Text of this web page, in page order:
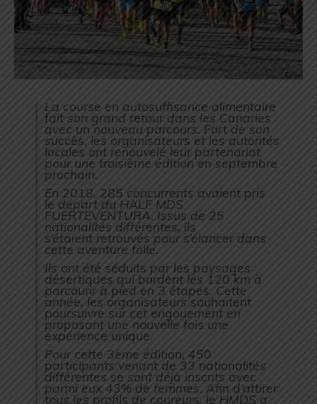
La course en autosuffisance alimentaire
fait son grand retour dans les Canaries
avec un nouveau parcours. Fort de son
succès, les organisateurs et les autorités
locales ont renouvelé leur partenariat
pour une troisième édition en septembre
prochain.
En 2018, 285 concurrents avaient pris
le départ du HALF MDS
FUERTEVENTURA. Issus de 25
nationalités différentes, ils
s’étaient retrouvés pour s’élancer dans
cette aventure folle.
Ils ont été séduits par les paysages
désertiques qui bordent les 120 km à
parcourir à pied en 3 étapes. Cette
année, les organisateurs souhaitent
poursuivre sur cet engouement en
proposant une nouvelle fois une
expérience unique.
Pour cette 3ème édition, 450
participants venant de 33 nationalités
différentes se sont déjà inscrits avec
parmi eux 43% de femmes. Afin d’attirer
tous les profils de coureurs, le HMDS a